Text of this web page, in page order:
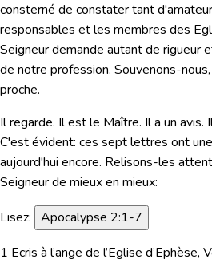
consterné de constater tant
responsables et les membres des
Seigneur demande autant de rigueur
de notre profession. Souvenons-
proche.
Il regarde. Il est le Maître. Il a un avis.
C'est évident: ces sept lettres ont
aujourd'hui encore. Relisons-les
Seigneur de mieux en mieux:
Lisez: Apocalypse 2:1-7
1 Ecris à l’ange de l’Eglise d’Ephèse,